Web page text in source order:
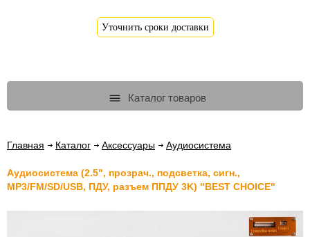
Уточнить сроки доставки
Каталог товаров
Главная Каталог Аксессуары Аудиосистема
Аудиосистема (2.5", прозрач., подсветка, сигн.,
МР3/FM/SD/USB, ПДУ, разъем ППДУ 3K) "BEST CHOICE"